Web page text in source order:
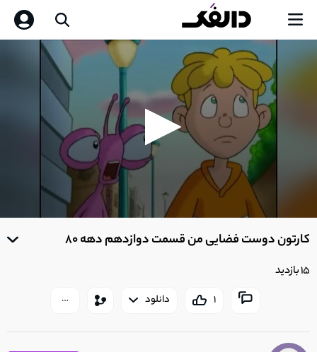
0
of کارتون دوست فضایی من قسمت دوازدهم دهه 80
15 بازدید
1 دانلود